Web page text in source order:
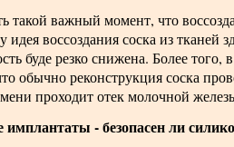
такой важный момент, что
идея воссоздания соска из тканей
буде резко снижена. Более
обычно реконструкция соска
проходит отек молочной
- безопасен ли